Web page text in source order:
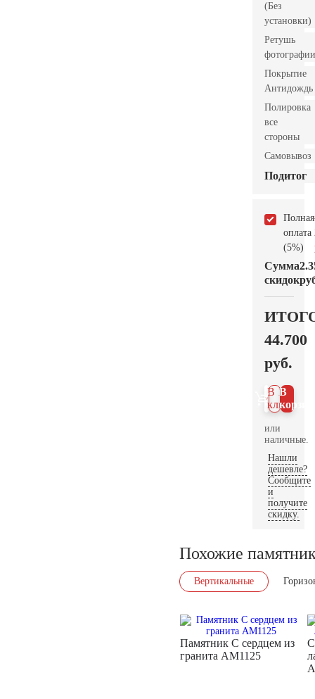
(Без
установки)
Ретушь
фотографии
Покрытие
Антидождь
Полировка
все
стороны
Самовывоз
Подитог
Полная
оплата
(5%)
Сумма
скидок
44.700
руб.
В
В 1
клик
или
наличные.
Нашли
дешевле?
Сообщите
и
получите
скидку.
Похожие
Вертикальные
Памятник С сердцем из
гранита AM1125